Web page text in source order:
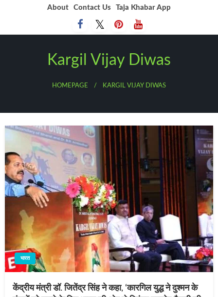
About Contact Us Taja Khabar App
Kargil Vijay Diwas
HOMEPAGE KARGIL VIJAY DIWAS
भारत
केंद्रीय मंत्री डॉ. जितेंद्र सिंह ने कहा, ‘कारगिल युद्ध ने दुश्मन के